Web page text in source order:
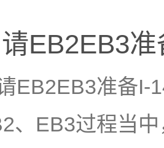
EB2EB3
EB2EB3准备I-
、EB3过程当